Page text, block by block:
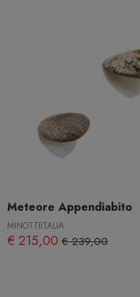
Meteore Appendiabito
MINOTTIITALIA
€ 215,00 € 239,00